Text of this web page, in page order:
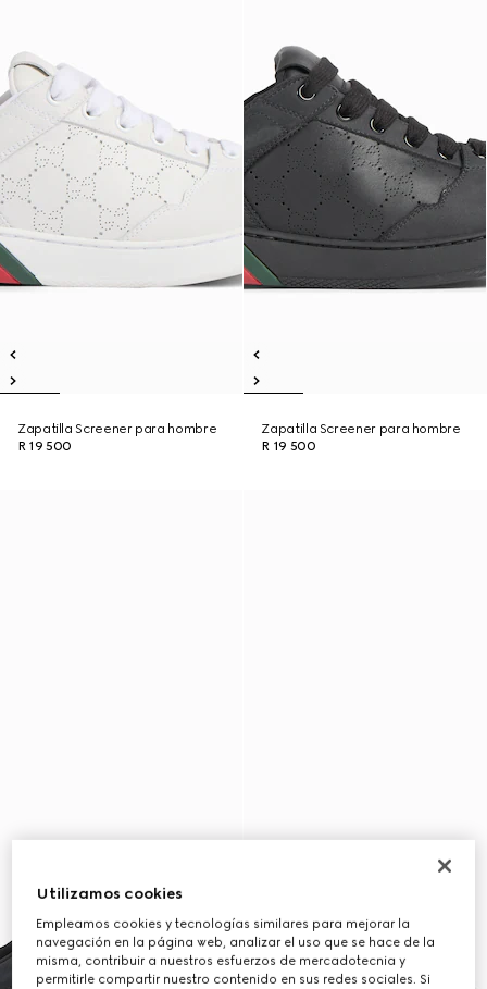
Zapatilla Screener para hombre
R 19 500
Zapatilla Screener para hombre
R 19 500
Utilizamos cookies
Empleamos cookies y tecnologías similares para mejorar la
navegación en la página web, analizar el uso que se hace de la
misma, contribuir a nuestros esfuerzos de mercadotecnia y
permitirle compartir nuestro contenido en sus redes sociales. Si